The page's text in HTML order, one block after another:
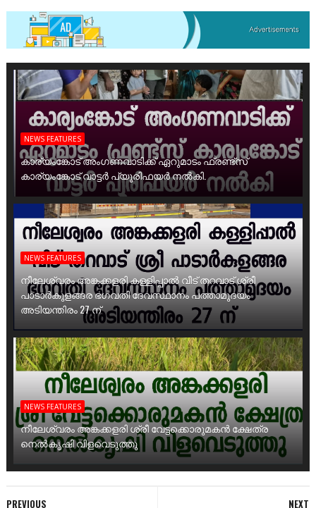
NEWS FEATURES
കാര്യംങ്കോട് അംഗണവാടിക്ക് ഏറുമാടം ഫ്രണ്ട്സ്
കാര്യംങ്കോട് വാട്ടർ പ്യൂരിഫയർ നൽകി.
NEWS FEATURES
നീലേശ്വരം അങ്കക്കളരി കള്ളിപ്പാൽ വീട് തറവാട് ശ്രീ
പാടാർകുളങ്ങര ഭഗവതി ദേവസ്ഥാനം പത്താമുദയം
അടിയന്തിരം 27 ന്
NEWS FEATURES
നീലേശ്വരം അങ്കക്കളരി ശ്രീ വേട്ടക്കൊരുമകൻ ക്ഷേത്ര
നെൽകൃഷി വിളവെടുത്തു
NEXT
PREVIOUS